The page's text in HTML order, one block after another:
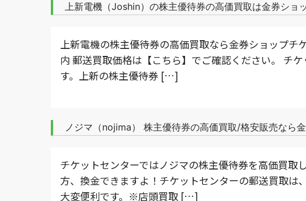
上新電機（Joshin）の株主優待券の高価買取は金券ショ
上新電機の株主優待券の高価買取なら金券ショップ
内 郵送買取価格は【こちら】でご確認ください。 チ
す。上新の株主優待券 […]
ノジマ（nojima） 株主優待券の高価買取/格安販売なら
チケットセンターではノジマの株主優待券を高価買取
方、換金できますよ！チケットセンターの郵送買取
大変便利です。※店頭買取 […]